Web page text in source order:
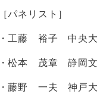
［パネリスト］
・工藤 裕子 中央大
・松本 茂章 静岡文
・藤野 一夫 神戸大